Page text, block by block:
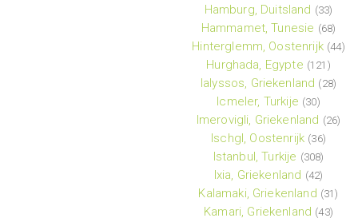
Hamburg, Duitsland (33)
Hammamet, Tunesie (68)
Hinterglemm, Oostenrijk (44)
Hurghada, Egypte (121)
Ialyssos, Griekenland (28)
Icmeler, Turkije (30)
Imerovigli, Griekenland (26)
Ischgl, Oostenrijk (36)
Istanbul, Turkije (308)
Ixia, Griekenland (42)
Kalamaki, Griekenland (31)
Kamari, Griekenland (43)